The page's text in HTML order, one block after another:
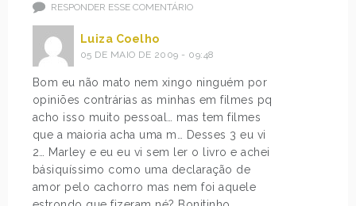
RESPONDER ESSE COMENTÁRIO
Luiza Coelho
05 DE MAIO DE 2009 - 09:48
Bom eu não mato nem xingo ninguém por
opiniões contrárias as minhas em filmes pq
acho isso muito pessoal… mas tem filmes
que a maioria acha uma m… Desses 3 eu vi
2… Marley e eu eu vi sem ler o livro e achei
básiquíssimo como uma declaração de
amor pelo cachorro mas nem foi aquele